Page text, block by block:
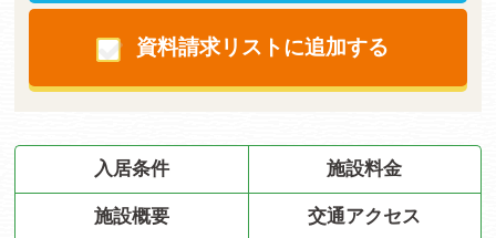
資料請求リストに追加する
入居条件 施設料金
施設概要 交通アクセス